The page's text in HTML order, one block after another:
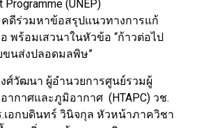
Programme (UNEP)
ดีร่วมหาข้อสรุปแนวทางการแก้
พร้อมเสวนาในหัวข้อ “ก้าวต่อไป
ขนส่งปลอดมลพิษ”
ศ์วัฒนา ผู้อำนวยการศูนย์รวมผู้
กาศและภูมิอากาศ (HTAPC) วช.
.เอกบดินทร์ วินิจกุล หัวหน้าภาควิชา